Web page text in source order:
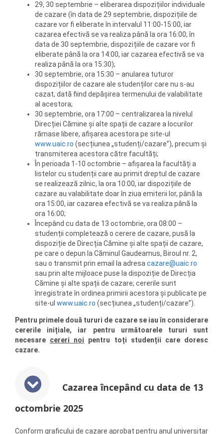
29, 30 septembrie – eliberarea dispozițiilor individuale
de cazare (în data de 29 septembrie, dispozițiile de
cazare vor fi eliberate în intervalul 11:00-15:00, iar
cazarea efectivă se va realiza până la ora 16:00; în
data de 30 septembrie, dispozițiile de cazare vor fi
eliberate până la ora 14:00, iar cazarea efectivă se va
realiza până la ora 15:30);
30 septembrie, ora 15:30 – anularea tuturor
dispozițiilor de cazare ale studenților care nu s-au
cazat, dată fiind depășirea termenului de valabilitate
al acestora;
30 septembrie, ora 17:00 – centralizarea la nivelul
Direcției Cămine și alte spații de cazare a locurilor
rămase libere, afișarea acestora pe site-ul
www.uaic.ro (secțiunea „studenți/cazare”), precum și
transmiterea acestora către facultăți;
În perioada 1-10 octombrie – afișarea la facultăți a
listelor cu studenții care au primit dreptul de cazare
se realizează zilnic, la ora 10:00, iar dispozițiile de
cazare au valabilitate doar în ziua emiterii lor, până la
ora 15:00, iar cazarea efectivă se va realiza până la
ora 16:00;
Începând cu data de 13 octombrie, ora 08:00 –
studenții completează o cerere de cazare, pusă la
dispoziție de Direcția Cămine și alte spații de cazare,
pe care o depun la Căminul Gaudeamus, Biroul nr. 2,
sau o transmit prin email la adresa cazare@uaic.ro
sau prin alte mijloace puse la dispoziție de Direcția
Cămine și alte spații de cazare; cererile sunt
înregistrate în ordinea primirii acestora și publicate pe
site-ul www.uaic.ro (secțiunea „studenți/cazare”).
Pentru primele două tururi de cazare se iau în considerare
cererile inițiale, iar pentru următoarele tururi sunt
necesare cereri noi pentru toți studenții care doresc
cazare.
Cazarea începând cu data de 13
octombrie 2025
Conform graficului de cazare aprobat pentru anul universitar